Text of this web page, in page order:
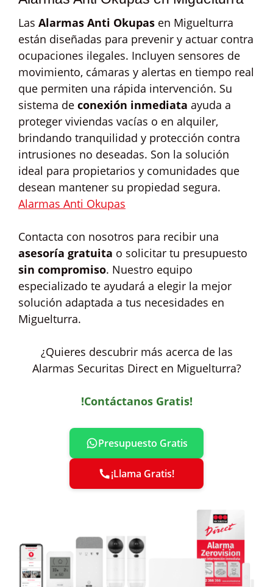
Las Alarmas Anti Okupas en Miguelturra
están diseñadas para prevenir y actuar contra
ocupaciones ilegales. Incluyen sensores de
movimiento, cámaras y alertas en tiempo real
que permiten una rápida intervención. Su
sistema de conexión inmediata ayuda a
proteger viviendas vacías o en alquiler,
brindando tranquilidad y protección contra
intrusiones no deseadas. Son la solución
ideal para propietarios y comunidades que
desean mantener su propiedad segura.
Alarmas Anti Okupas
Contacta con nosotros para recibir una
asesoría gratuita o solicitar tu presupuesto
sin compromiso. Nuestro equipo
especializado te ayudará a elegir la mejor
solución adaptada a tus necesidades en
Miguelturra.
¿Quieres descubrir más acerca de las
Alarmas Securitas Direct en Miguelturra?
!Contáctanos Gratis!
Presupuesto Gratis
¡Llama Gratis!